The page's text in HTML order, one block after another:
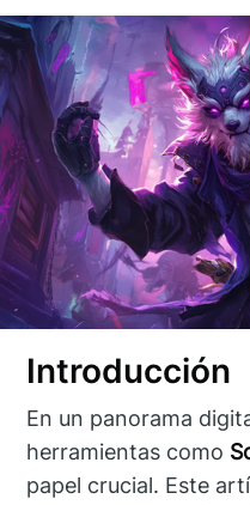
Introducción
En un panorama
herramientas como
papel crucial. Este